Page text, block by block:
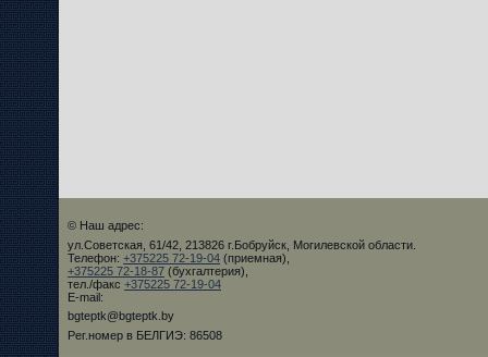
© Наш адрес:
ул.Советская, 61/42, 213826 г.Бобруйск, Могилевской области.
Телефон: +375225 72-19-04 (приемная),
+375225 72-18-87 (бухгалтерия),
тел./факс +375225 72-19-04
E-mail:
bgteptk@bgteptk.by
Рег.номер в БЕЛГИЭ: 86508